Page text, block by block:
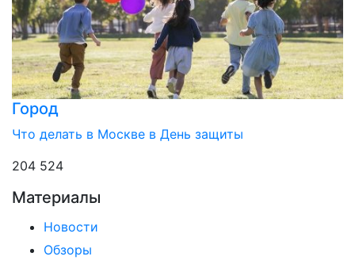
Город
Что делать в Москве в День защиты
204 524
Материалы
Новости
Обзоры